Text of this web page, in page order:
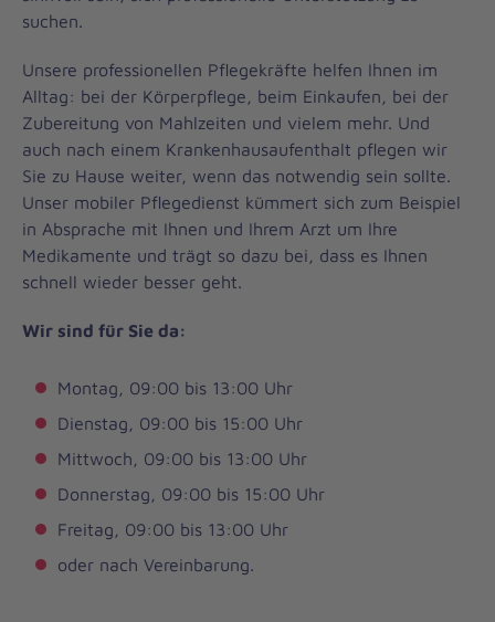
suchen.
Unsere professionellen Pflegekräfte helfen Ihnen im
Alltag: bei der Körperpflege, beim Einkaufen, bei der
Zubereitung von Mahlzeiten und vielem mehr. Und
auch nach einem Krankenhausaufenthalt pflegen wir
Sie zu Hause weiter, wenn das notwendig sein sollte.
Unser mobiler Pflegedienst kümmert sich zum Beispiel
in Absprache mit Ihnen und Ihrem Arzt um Ihre
Medikamente und trägt so dazu bei, dass es Ihnen
schnell wieder besser geht.
Wir sind für Sie da:
Montag, 09:00 bis 13:00 Uhr
Dienstag, 09:00 bis 15:00 Uhr
Mittwoch, 09:00 bis 13:00 Uhr
Donnerstag, 09:00 bis 15:00 Uhr
Freitag, 09:00 bis 13:00 Uhr
oder nach Vereinbarung.